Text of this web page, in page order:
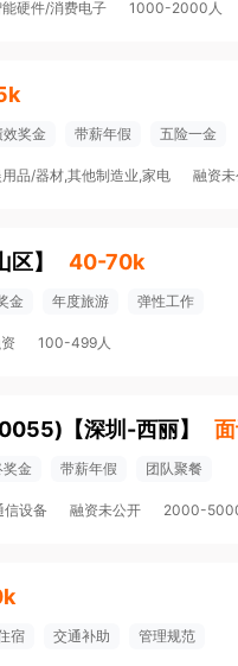
硬件/消费电子 1000-2000人
效奖金 带薪年假 五险一金
品/器材,其他制造业,家电 融资
区】 40-70k
金 年度旅游 弹性工作
100-499人
【深圳-西丽】
金 带薪年假 团队聚餐
信设备 融资未公开 2000-
宿 交通补助 管理规范